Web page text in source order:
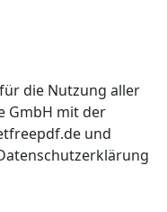
die Nutzung aller
GmbH mit der
und